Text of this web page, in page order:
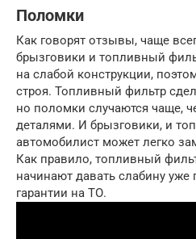
Поломки
Как говорят отзывы, чаще
брызговики и топливный
на слабой конструкции,
строя. Топливный фильтр
но поломки случаются чаще,
деталями. И брызговики, и
автомобилист может легко
Как правило, топливный
начинают давать слабину уже
гарантии на ТО.